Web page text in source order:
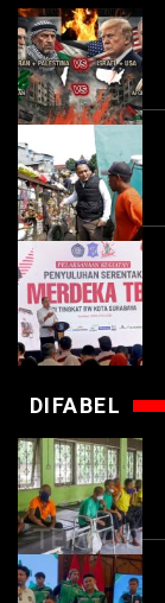
DIFABEL